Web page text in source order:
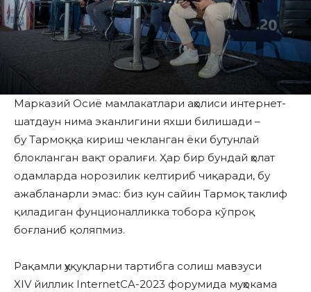
Марказий Осиё мамлакатлари аҳолиси интернет-
шатдаун нима эканлигини яхши билишади –
бу Тармоққа кириш чекланган ёки бутунлай
блокланган вақт оралиғи. Ҳар бир бундай ҳолат
одамларда норозилик келтириб чиқаради, бу
ажабланарли эмас: биз кун сайин Тармоқ таклиф
қиладиган фунционалликка тобора кўпроқ
боғланиб қоляпмиз.
Рақамли ҳуқуқларни тартибга солиш мавзуси
XIV йиллик InternetCA-2023 форумида муҳокама